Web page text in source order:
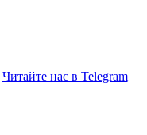
Читайте нас в Telegram